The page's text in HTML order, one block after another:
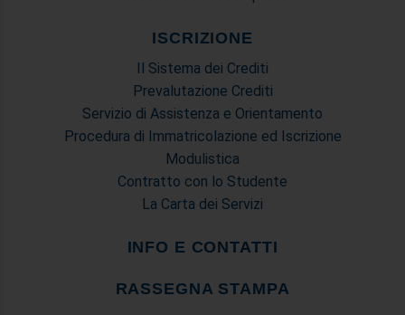
ISCRIZIONE
Il Sistema dei Crediti
Prevalutazione Crediti
Servizio di Assistenza e Orientamento
Procedura di Immatricolazione ed Iscrizione
Modulistica
Contratto con lo Studente
La Carta dei Servizi
INFO E CONTATTI
RASSEGNA STAMPA